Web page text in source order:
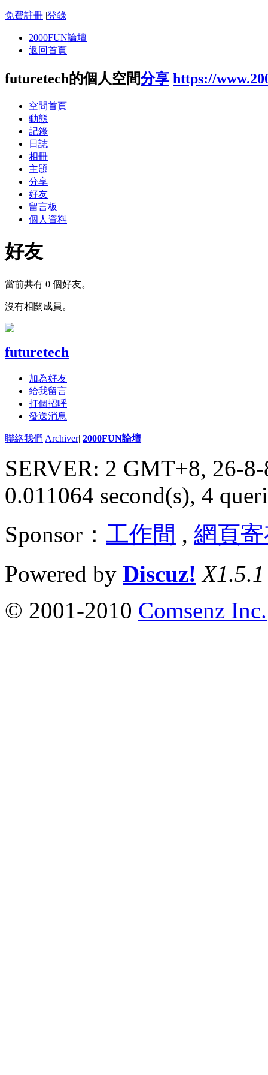
免費註冊 |登錄
2000FUN論壇
返回首頁
futuretech的個人空間分享 https://
空間首頁
動態
記錄
日誌
相冊
主題
分享
好友
留言板
個人資料
好友
當前共有 0 個好友。
沒有相關成員。
futuretech
加為好友
給我留言
打個招呼
發送消息
聯絡我們|Archiver| 2000FUN論壇
SERVER: 2 GMT+8, 26-
0.011064 second(s), 4
Sponsor： 工作間 , 網頁
Powered by Discuz! X1.5.1
© 2001-2010 Comsenz Inc.